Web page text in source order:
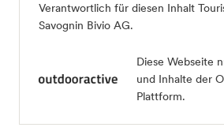
Verantwortlich für diesen Inhalt
Savognin Bivio AG.
Diese Webseite
und Inhalte der
Plattform.